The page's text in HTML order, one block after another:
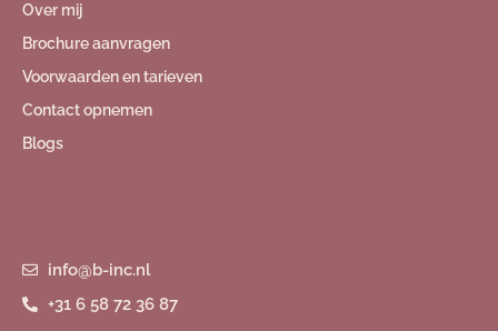
Over mij
Brochure aanvragen
Voorwaarden en tarieven
Contact opnemen
Blogs
info@b-inc.nl
+31 6 58 72 36 87